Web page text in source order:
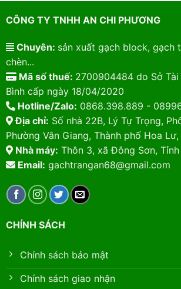
CÔNG TY TNHH AN CHI PHƯƠNG
Chuyên: sản xuất gạch block, gạch
chèn...
Mã số thuế: 2700904484 do Sở Tài
Bình cấp ngày 18/04/2020
Hotline/Zalo: 0868.398.889 -
Địa chỉ: Số nhà 22B, Lý Tự Trọng,
Phường Vân Giang, Thành phố Hoa
Nhà máy: Thôn 3, xã Đông Sơn, Tỉnh
Email: gachtrangan68@gmail.com
CHÍNH SÁCH
Chính sách bảo mật
Chính sách giao nhận